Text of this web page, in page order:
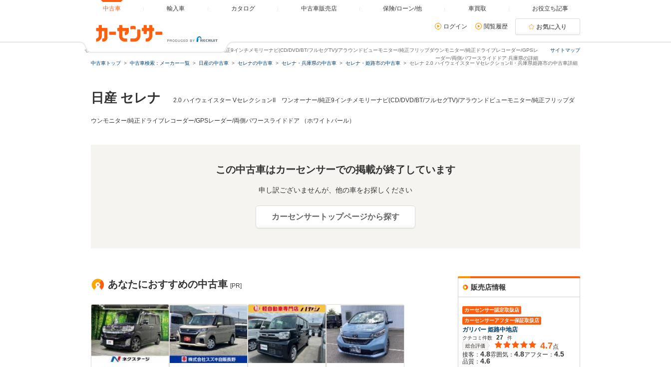
中古車 輸入車 カタログ 中古車販売店 保険/ローン/他 車買取 お役立ち記事
ログイン 閲覧履歴 お気に入り
サイトマップ
セレナ 2.0 ハイウェイスター VセレクションII ワンオーナー/純正9インチメモリーナビ(CD/DVD/BT/フルセグTV)/アラウンドビューモニター/純正フリップダウンモニター/純正ドライブレコーダー/GPSレ
ーダー/両側パワースライドドア 兵庫県の詳細
中古車トップ
中古車検索：メーカー一覧 日産の中古車 セレナの中古車 セレナ・兵庫県の中古車 セレナ・姫路市の中古車 セレナ 2.0 ハイウェイスター VセレクションII・兵庫県姫路市の中古車詳細
日産 セレナ 2.0 ハイウェイスター VセレクションII ワンオーナー/純正9インチメモリーナビ(CD/DVD/BT/フルセグTV)/アラウンドビューモニター/純正フリップダ
ウンモニター/純正ドライブレコーダー/GPSレーダー/両側パワースライドドア （ホワイトパール）
この中古車はカーセンサーでの掲載が終了しています
申し訳ございませんが、他の車をお探しください
カーセンサートップページから探す
あなたにおすすめの中古車 [PR] 販売店情報
カーセンサー認定取扱店
カーセンサーアフター保証取扱店
ガリバー 姫路中地店
クチコミ件数 27
件
総合評価
4.7点
接客： 4.8雰囲気： 4.8アフター： 4.5
品質： 4.6